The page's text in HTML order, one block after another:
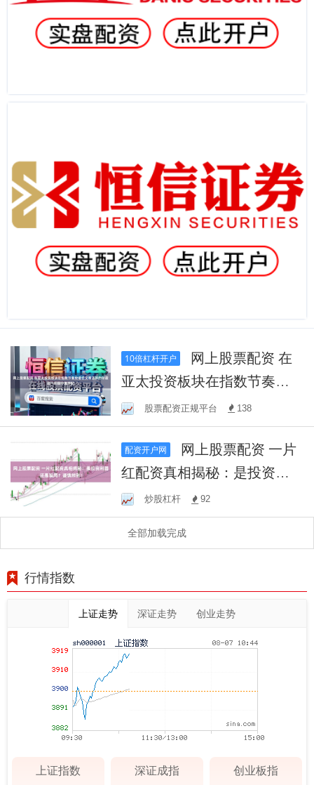
10倍杠杆开户
亚太投资板块在指数节奏放
缓但交易活跃的阶段这一阶
段中推荐配
股票配资正规平台 138
配资开户网
红配资真相揭秘：是投资利
器还是骗局？谨慎辨别！
炒股杠杆 92
全部加载完成
行情指数
上证走势 深证走势 创业走势
上证指数 深证成指 创业板指